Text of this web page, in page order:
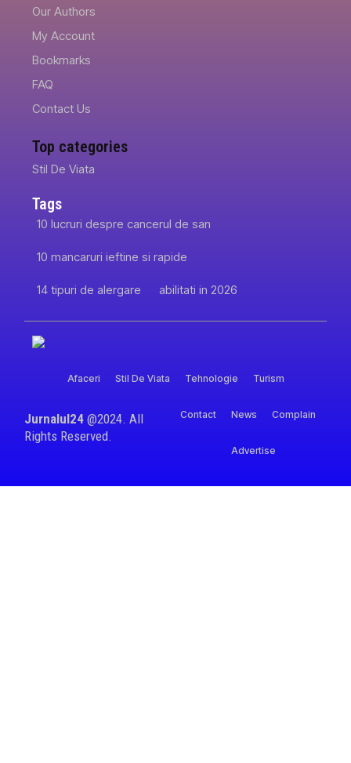
Our Authors
My Account
Bookmarks
FAQ
Contact Us
Top categories
Stil De Viata
Tags
10 lucruri despre cancerul de san
10 mancaruri ieftine si rapide
14 tipuri de alergare abilitati in 2026
Afaceri Stil De Viata Tehnologie Turism
Jurnalul24 @2024. All
Rights Reserved.
Contact News Complain
Advertise